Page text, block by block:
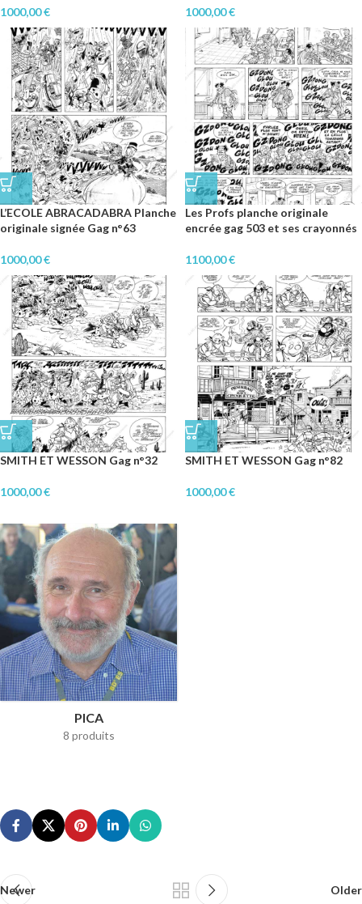
1000,00€ 1000,00€
L’ECOLE ABRACADABRA Planche
originale signée Gag n°63
1000,00€
Les Profs planche originale
encrée gag 503 et ses crayonnés
1100,00€
SMITH ET WESSON Gag n°32
1000,00€
SMITH ET WESSON Gag n°82
1000,00€
PICA
8 produits
Newer Older